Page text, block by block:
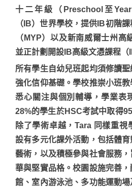
十二年級（Preschool至
（IB）世界學校，提供IB初階
（MYP）以及新南威爾士州高
並正計劃開設IB高級文憑課程（
所有學生自幼兒班起均須修讀聖
強化信仰基礎。學校推崇小班
悉心關注與個別輔導，學業表
28%的學生於HSC考試中取得
除了學術卓越，Tara 同樣重視
設有多元化課外活動，包括體
藝術，以及積極參與社會服務
華與堅實品格。校園設施完善
館、室內游泳池、多功能運動